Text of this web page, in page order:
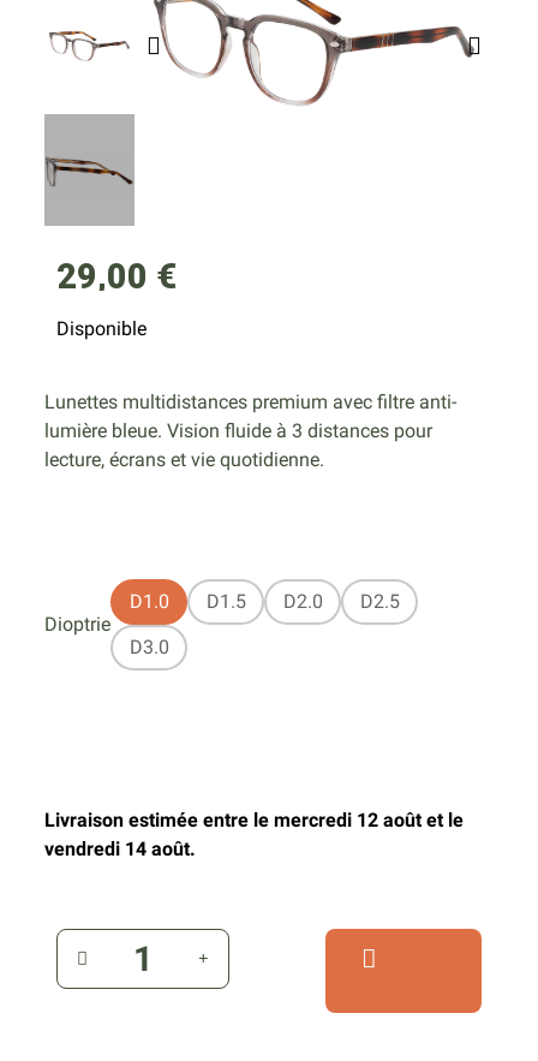
29,00 €
Disponible
Lunettes multidistances premium avec filtre anti-
lumière bleue. Vision fluide à 3 distances pour
lecture, écrans et vie quotidienne.
Dioptrie
D1.0 D1.5 D2.0
D2.5
D3.0
Livraison estimée entre le mercredi 12 août et le
vendredi 14 août.